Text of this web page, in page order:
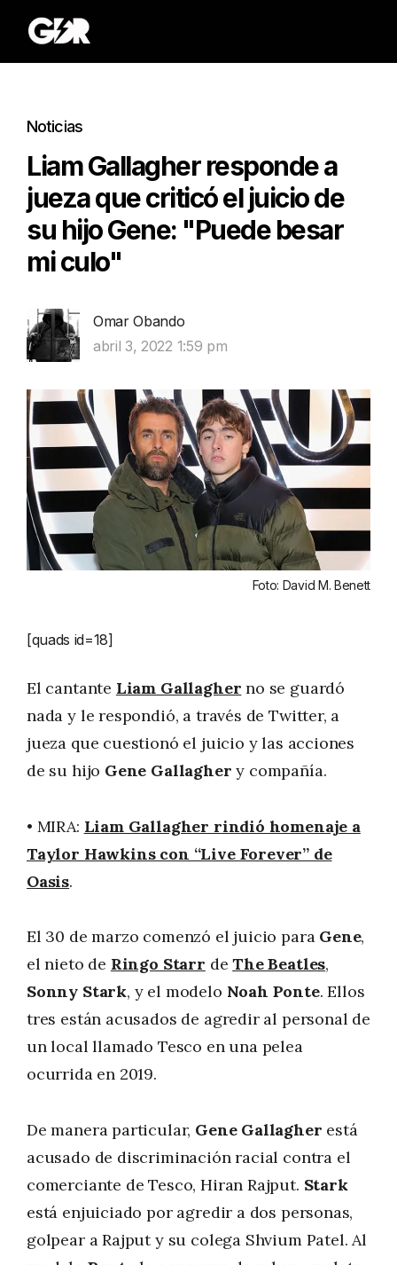
Noticias
Liam Gallagher responde a
jueza que criticó el juicio de
su hijo Gene: "Puede besar
mi culo"
Omar Obando
abril 3, 2022 1:59 pm
Foto: David M. Benett
[quads id=18]
El cantante Liam Gallagher no se guardó
nada y le respondió, a través de Twitter, a
jueza que cuestionó el juicio y las acciones
de su hijo Gene Gallagher y compañía.
• MIRA: Liam Gallagher rindió homenaje a
Taylor Hawkins con “Live Forever” de
Oasis.
El 30 de marzo comenzó el juicio para Gene,
el nieto de Ringo Starr deThe Beatles,
Sonny Stark, y el modelo Noah Ponte. Ellos
tres están acusados de agredir al personal de
un local llamado Tesco en una pelea
ocurrida en 2019.
De manera particular, Gene Gallagher está
acusado de discriminación racial contra el
comerciante de Tesco, Hiran Rajput. Stark
está enjuiciado por agredir a dos personas,
golpear a Rajput y su colega Shvium Patel. Al